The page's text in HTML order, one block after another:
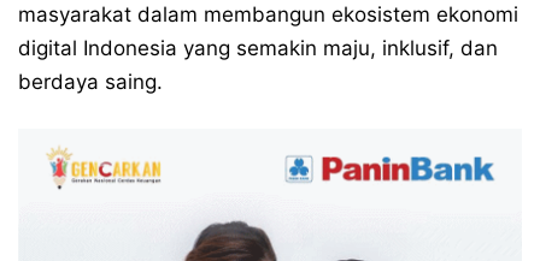
masyarakat dalam membangun ekosistem ekonomi
digital Indonesia yang semakin maju, inklusif, dan
berdaya saing.